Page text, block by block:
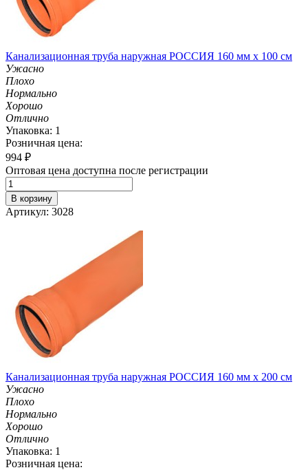
Канализационная труба наружная РОССИЯ 160 мм х 100 см
Ужасно
Плохо
Нормально
Хорошо
Отлично
Упаковка: 1
Розничная цена:
994 ₽
Оптовая цена доступна после регистрации
В корзину
Артикул: 3028
Канализационная труба наружная РОССИЯ 160 мм х 200 см
Ужасно
Плохо
Нормально
Хорошо
Отлично
Упаковка: 1
Розничная цена: